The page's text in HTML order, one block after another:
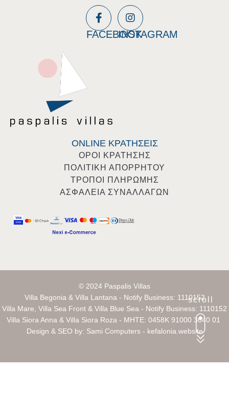
scroll
FACEBOOKINSTAGRAM
ONLINE ΚΡΑΤΗΣΕΙΣ
ΟΡΟΙ ΚΡΑΤΗΣΗΣ
ΠΟΛΙΤΙΚΗ ΑΠΟΡΡΗΤΟΥ
ΤΡΟΠΟΙ ΠΛΗΡΩΜΗΣ
ΑΣΦΑΛΕΙΑ ΣΥΝΑΛΛΑΓΩΝ
© 2024 Paspalis Villas
Villa Begonia & Villa Lantana - Notify Business: 1110152
Villa Mare, Villa Sea Front & Villa Blue Sea - Notify Business: 1110152
Villa Siora Anna & Villa Siora Roza - MHTE: 0458K 91000 3640 01
Design & SEO by: Sami Computers - kefalonia.website